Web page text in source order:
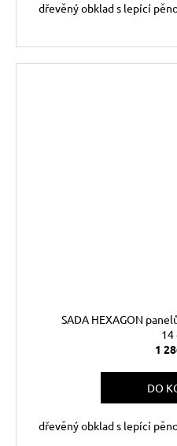
dřevěný obklad s lepící
SADA HEXAGON
14
1
DO
dřevěný obklad s lepící